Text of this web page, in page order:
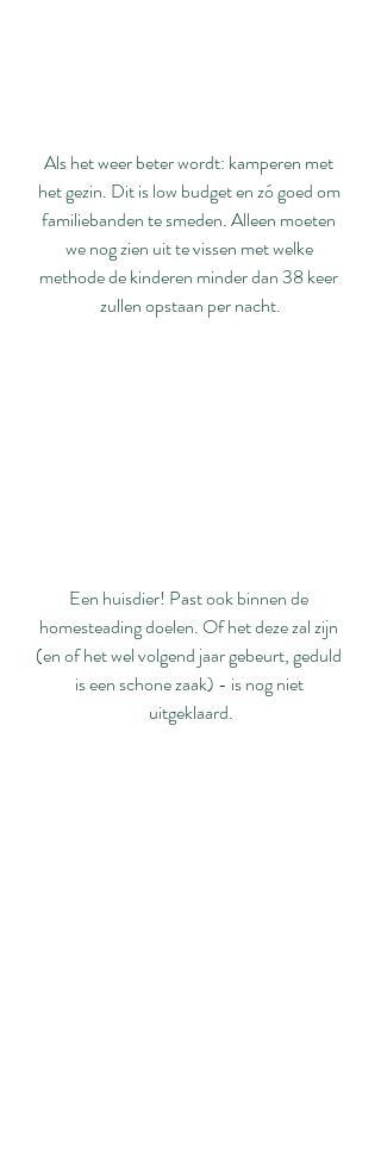
Als het weer beter wordt: kamperen met
het gezin. Dit is low budget en zó goed om
familiebanden te smeden. Alleen moeten
we nog zien uit te vissen met welke
methode de kinderen minder dan 38 keer
zullen opstaan per nacht.
Een huisdier! Past ook binnen de
homesteading doelen. Of het deze zal zijn
(en of het wel volgend jaar gebeurt, geduld
is een schone zaak) - is nog niet
uitgeklaard.